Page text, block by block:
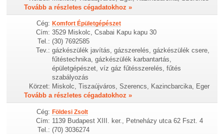
Tovább a részletes cégadatokhoz »
Cég: Komfort Épületgépészet
Cím: 3529 Miskolc, Csabai Kapu kapu 30
Tel.: (30) 7692585
Tev.: gázkészülék javítás, gázszerelés, gázkészülék csere,
fűtéstechnika, gázkészülék karbantartás,
épületgépészet, víz gáz fűtésszerelés, fűtés
szabályozás
Körzet: Miskolc, Tiszaújváros, Szerencs, Kazincbarcika, Eger
Tovább a részletes cégadatokhoz »
Cég: Földesi Zsolt
Cím: 1139 Budapest XIII. ker., Petneházy utca 62 Fszt. 4
Tel.: (70) 3036274